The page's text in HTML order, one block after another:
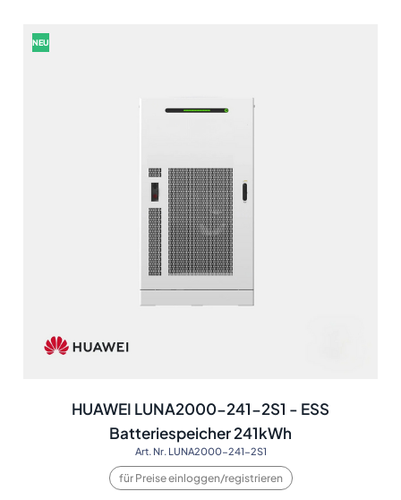
NEU
HUAWEI LUNA2000-241-2S1 - ESS
Batteriespeicher 241kWh
Art. Nr. LUNA2000-241-2S1
für Preise einloggen/registrieren